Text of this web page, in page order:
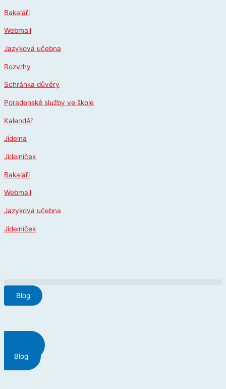
na
obsah
Bakaláři
Webmail
Jazyková učebna
Rozvrhy
Schránka důvěry
Poradenské služby ve škole
Kalendář
Jídelna
Jídelníček
Bakaláři
Webmail
Jazyková učebna
Jídelníček
Blog
Blog